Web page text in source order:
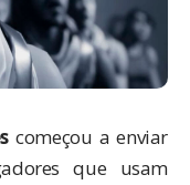
começou a enviar
que usam